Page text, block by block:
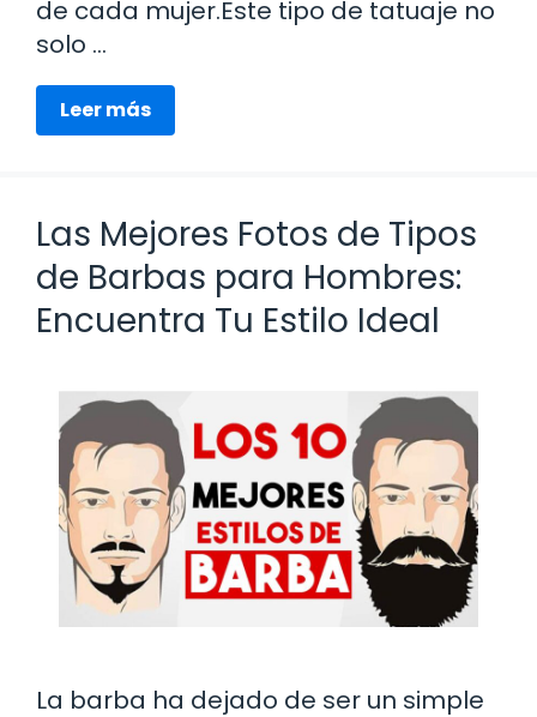
de cada mujer.Este tipo de tatuaje no
solo …
Leer más
Las Mejores Fotos de Tipos
de Barbas para Hombres:
Encuentra Tu Estilo Ideal
La barba ha dejado de ser un simple